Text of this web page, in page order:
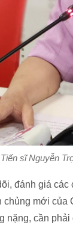
Tiến sĩ Nguyễn
đánh giá
mới
nặng, cần